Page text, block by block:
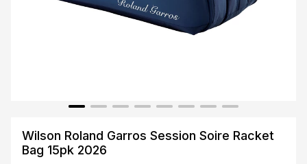
Wilson Roland Garros Session Soire Racket
Bag 15pk 2026